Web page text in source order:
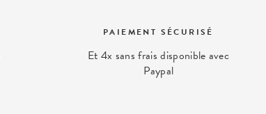
PAIEMENT SÉCURISÉ
Et 4x sans frais disponible avec
Paypal